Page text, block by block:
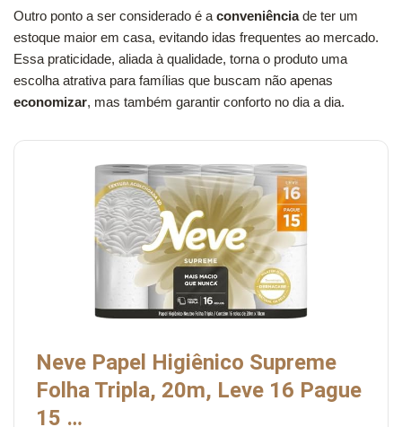
Outro ponto a ser considerado é a conveniênciade ter um
estoque maior em casa, evitando idas frequentes ao mercado.
Essa praticidade, aliada à qualidade, torna o produto uma
escolha atrativa para famílias que buscam não apenas
economizar, mas também garantir conforto no dia a dia.
Neve Papel Higiênico Supreme
Folha Tripla, 20m, Leve 16 Pague
15 …